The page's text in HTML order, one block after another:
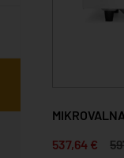
537,64 €